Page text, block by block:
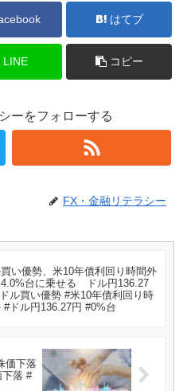
はてブ
LINE コピー
ーをフォローする
FX・金融リテラシー
買い優勢、米10年債利回り時間外
台に乗せる ドル円136.27
ル買い優勢 #米10年債利回り時
#ドル円136.27円 #0%台
価下落
下落 #